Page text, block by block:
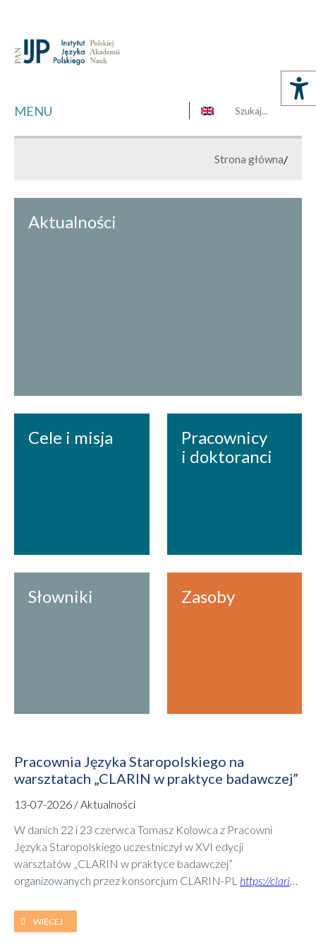
MENU
Strona główna/
Aktualności
Cele i misja
Pracownicy
i doktoranci
Słowniki Zasoby
Pracownia Języka Staropolskiego na
warsztatach „CLARIN w praktyce badawczej”
13-07-2026 / Aktualności
W danich 22 i 23 czerwca Tomasz Kolowca z Pracowni
Języka Staropolskiego uczestniczył w XVI edycji
warsztatów „CLARIN w praktyce badawczej”
organizowanych przez konsorcjum CLARIN-PL https://clarin-
Humanistycznym Uniwersytetu Jana Kochanowskiego w
Kielcach. Tegoroczna edycja, podobnie jak poprzednie,
WIĘCEJ